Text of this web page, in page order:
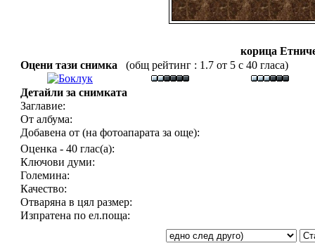
корица
Оцени тази снимка
(общ рейтинг : 1.7 от 5 с 40 гласа)
Детайли за снимката
Заглавие:
От албума:
Добавена от (на фотоапарата за още):
Оценка - 40 глас(а):
Ключови думи:
Големина:
Качество:
Отваряна в цял размер:
Изпратена по ел.поща: